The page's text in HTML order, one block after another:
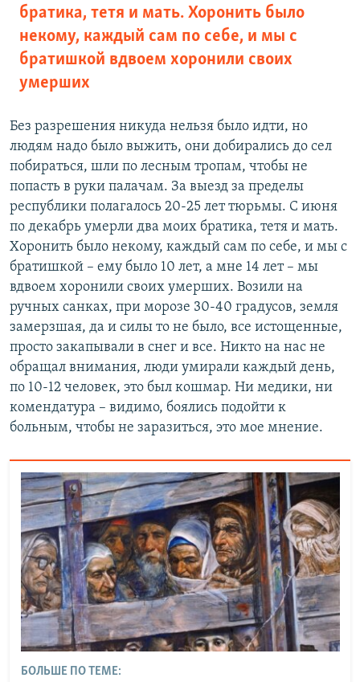
братика, тетя и мать. Хоронить было
некому, каждый сам по себе, и мы с
братишкой вдвоем хоронили своих
умерших
Без разрешения никуда нельзя было идти, но
людям надо было выжить, они добирались до сел
побираться, шли по лесным тропам, чтобы не
попасть в руки палачам. За выезд за пределы
республики полагалось 20-25 лет тюрьмы. С июня
по декабрь умерли два моих братика, тетя и мать.
Хоронить было некому, каждый сам по себе, и мы с
братишкой – ему было 10 лет, а мне 14 лет – мы
вдвоем хоронили своих умерших. Возили на
ручных санках, при морозе 30-40 градусов, земля
замерзшая, да и силы то не было, все истощенные,
просто закапывали в снег и все. Никто на нас не
обращал внимания, люди умирали каждый день,
по 10-12 человек, это был кошмар. Ни медики, ни
комендатура – видимо, боялись подойти к
больным, чтобы не заразиться, это мое мнение.
БОЛЬШЕ ПО ТЕМЕ: